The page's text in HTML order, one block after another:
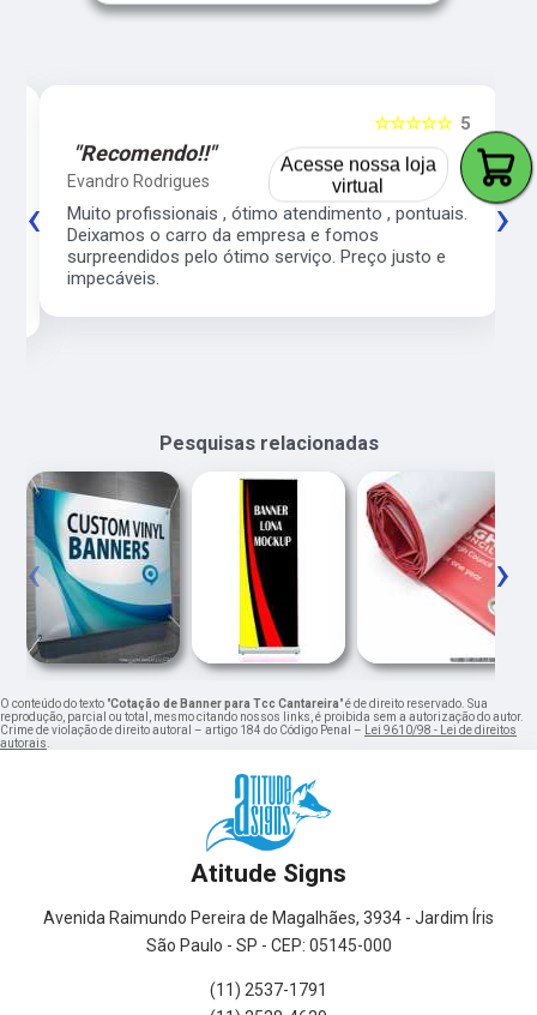
5
☆☆☆☆☆
"Recomendo!!"
Evandro Rodrigues
Muito profissionais , ótimo atendimento , pontuais.
Deixamos o carro da empresa e fomos
surpreendidos pelo ótimo serviço. Preço justo e
impecáveis.
‹ ›
Pesquisas relacionadas
‹ ›
O conteúdo do texto "Cotação de Banner para Tcc Cantareira" é de direito reservado. Sua
reprodução, parcial ou total, mesmo citando nossos links, é proibida sem a autorização do autor.
Crime de violação de direito autoral – artigo 184 do Código Penal –
Lei 9610/98 - Lei de direitos
autorais
Atitude Signs
Avenida Raimundo Pereira de Magalhães, 3934 - Jardim Íris
São Paulo - SP - CEP: 05145-000
(11) 2537-1791
Acesse nossa loja
virtual